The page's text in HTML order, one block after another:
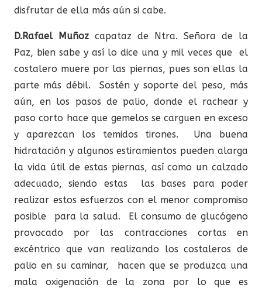
disfrutar de ella más aún si cabe.
D.Rafael Muñoz capataz de Ntra. Señora de la
Paz, bien sabe y así lo dice una y mil veces que el
costalero muere por las piernas, pues son ellas la
parte más débil. Sostén y soporte del peso, más
aún, en los pasos de palio, donde el rachear y
paso corto hace que gemelos se carguen en exceso
y aparezcan los temidos tirones. Una buena
hidratación y algunos estiramientos pueden alarga
la vida útil de estas piernas, así como un calzado
adecuado, siendo estas las bases para poder
realizar estos esfuerzos con el menor compromiso
posible para la salud. El consumo de glucógeno
provocado por las contracciones cortas en
excéntrico que van realizando los costaleros de
palio en su caminar, hacen que se produzca una
mala oxigenación de la zona por lo que es